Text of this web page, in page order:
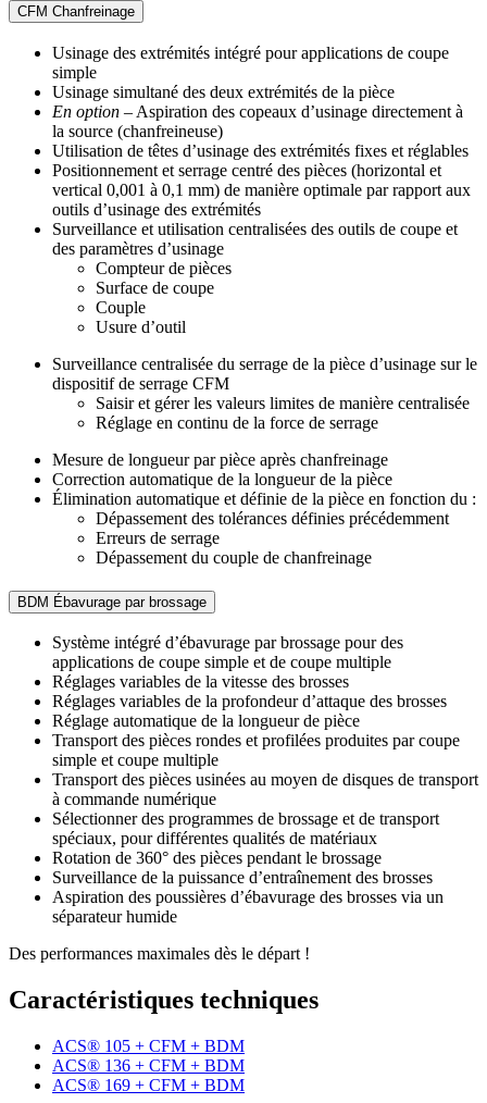
CFM Chanfreinage
Usinage des extrémités intégré pour applications de coupe
simple
Usinage simultané des deux extrémités de la pièce
En option – Aspiration des copeaux d’usinage directement à
la source (chanfreineuse)
Utilisation de têtes d’usinage des extrémités fixes et réglables
Positionnement et serrage centré des pièces (horizontal et
vertical 0,001 à 0,1 mm) de manière optimale par rapport aux
outils d’usinage des extrémités
Surveillance et utilisation centralisées des outils de coupe et
des paramètres d’usinage
Compteur de pièces
Surface de coupe
Couple
Usure d’outil
Surveillance centralisée du serrage de la pièce d’usinage sur le
dispositif de serrage CFM
Saisir et gérer les valeurs limites de manière centralisée
Réglage en continu de la force de serrage
Mesure de longueur par pièce après chanfreinage
Correction automatique de la longueur de la pièce
Élimination automatique et définie de la pièce en fonction du :
Dépassement des tolérances définies précédemment
Erreurs de serrage
Dépassement du couple de chanfreinage
BDM Ébavurage par brossage
Système intégré d’ébavurage par brossage pour des
applications de coupe simple et de coupe multiple
Réglages variables de la vitesse des brosses
Réglages variables de la profondeur d’attaque des brosses
Réglage automatique de la longueur de pièce
Transport des pièces rondes et profilées produites par coupe
simple et coupe multiple
Transport des pièces usinées au moyen de disques de transport
à commande numérique
Sélectionner des programmes de brossage et de transport
spéciaux, pour différentes qualités de matériaux
Rotation de 360° des pièces pendant le brossage
Surveillance de la puissance d’entraînement des brosses
Aspiration des poussières d’ébavurage des brosses via un
séparateur humide
Des performances maximales dès le départ !
Caractéristiques techniques
ACS® 105 + CFM + BDM
ACS® 136 + CFM + BDM
ACS® 169 + CFM + BDM